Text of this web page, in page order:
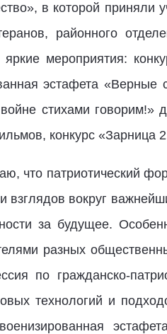
в которой
районного
яркие мероприятия:
эстафета
стихами говорим!»
конкурс «Зарница
что патриотический
взглядов вокруг
за будущее.
разных
по гражданско-
технологий и
военизированная